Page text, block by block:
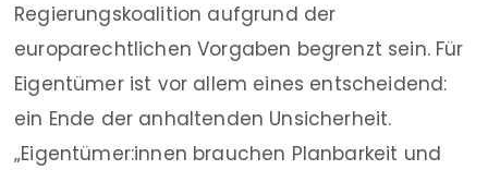
Regierungskoalition aufgrund der
europarechtlichen Vorgaben begrenzt sein. Für
Eigentümer ist vor allem eines entscheidend:
ein Ende der anhaltenden Unsicherheit.
„Eigentümer:innen brauchen Planbarkeit und